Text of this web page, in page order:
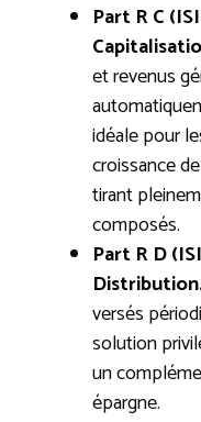
Part R C
et revenus
idéale pour
croissance
tirant
composés.
Part R D
versés
solution
un
épargne.